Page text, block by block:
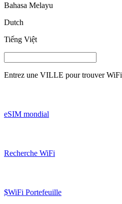
Bahasa Melayu
Dutch
Tiếng Việt
Entrez une VILLE pour trouver WiFi
eSIM mondial
Recherche WiFi
$WiFi Portefeuille